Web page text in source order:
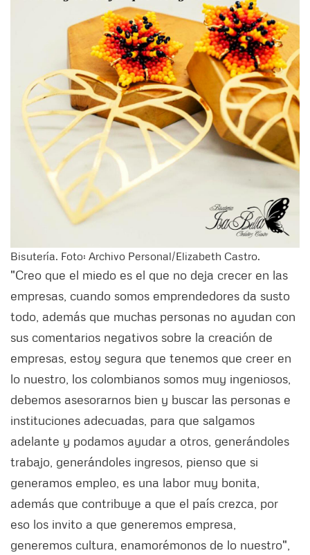
Bisutería. Foto: Archivo Personal/Elizabeth Castro.
"Creo que el miedo es el que no deja crecer en las
empresas, cuando somos emprendedores da susto
todo, además que muchas personas no ayudan con
sus comentarios negativos sobre la creación de
empresas, estoy segura que tenemos que creer en
lo nuestro, los colombianos somos muy ingeniosos,
debemos asesorarnos bien y buscar las personas e
instituciones adecuadas, para que salgamos
adelante y podamos ayudar a otros, generándoles
trabajo, generándoles ingresos, pienso que si
generamos empleo, es una labor muy bonita,
además que contribuye a que el país crezca, por
eso los invito a que generemos empresa,
generemos cultura, enamorémonos de lo nuestro",